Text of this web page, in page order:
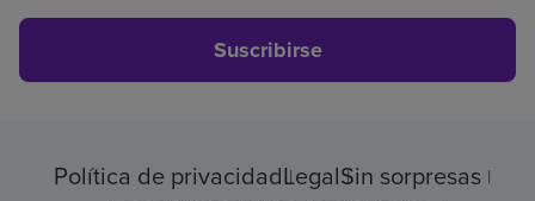
Suscribirse
Política de privacidadLegalSin sorpresas